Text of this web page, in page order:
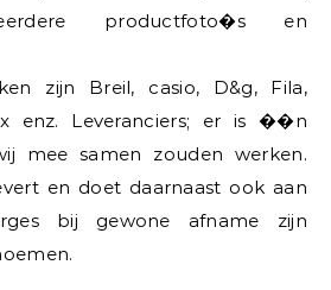
productfoto�s en
zijn Breil, casio, D&g, Fila,
enz. Leveranciers; er is ��n
mee samen zouden werken.
en doet daarnaast ook aan
bij gewone afname zijn